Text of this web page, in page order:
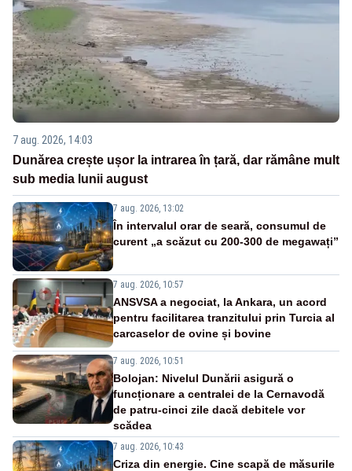
7 aug. 2026, 14:03
Dunărea crește ușor la intrarea în țară, dar rămâne mult
sub media lunii august
7 aug. 2026, 13:02
În intervalul orar de seară, consumul de
curent „a scăzut cu 200-300 de megawați”
7 aug. 2026, 10:57
ANSVSA a negociat, la Ankara, un acord
pentru facilitarea tranzitului prin Turcia al
carcaselor de ovine și bovine
7 aug. 2026, 10:51
Bolojan: Nivelul Dunării asigură o
funcționare a centralei de la Cernavodă
de patru-cinci zile dacă debitele vor
scădea
7 aug. 2026, 10:43
Criza din energie. Cine scapă de măsurile